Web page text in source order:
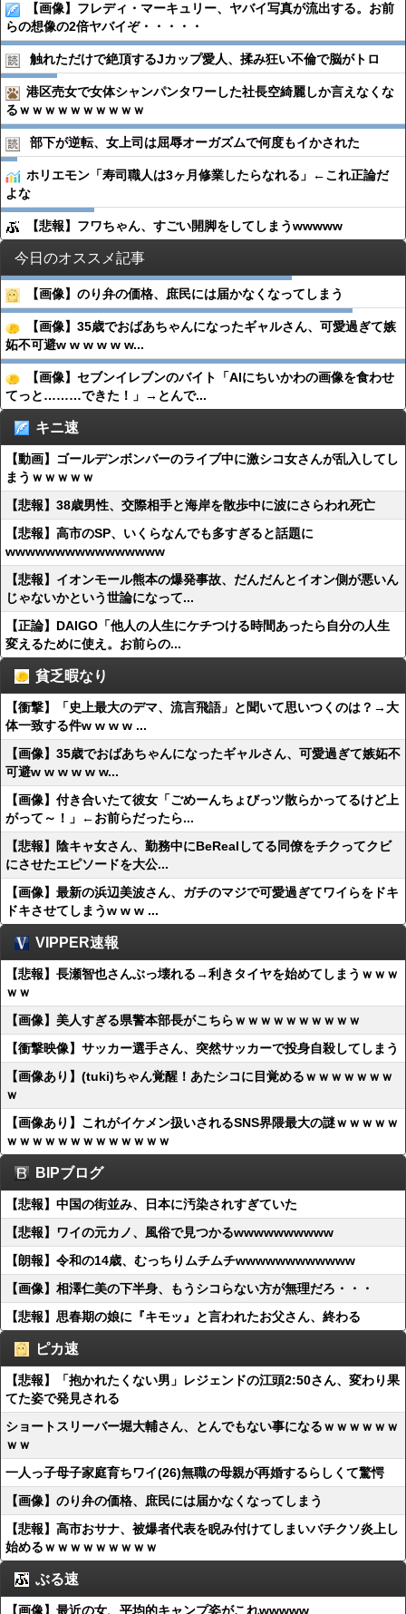
【画像】フレディ・マーキュリー、ヤバイ写真が流出する。お前
らの想像の2倍ヤバイぞ・・・・・
触れただけで絶頂するJカップ愛人、揉み狂い不倫で脳がトロ
港区売女で女体シャンパンタワーした社長空綺麗しか言えなくな
るｗｗｗｗｗｗｗｗｗｗ
部下が逆転、女上司は屈辱オーガズムで何度もイかされた
ホリエモン「寿司職人は3ヶ月修業したらなれる」←これ正論だ
よな
【悲報】フワちゃん、すごい開脚をしてしまうwwwww
今日のオススメ記事
【画像】のり弁の価格、庶民には届かなくなってしまう
【画像】35歳でおばあちゃんになったギャルさん、可愛過ぎて嫉
妬不可避w w w w w w...
【画像】セブンイレブンのバイト「AIにちいかわの画像を食わせ
てっと………できた！」→とんで...
キニ速
【動画】ゴールデンボンバーのライブ中に激シコ女さんが乱入してし
まうｗｗｗｗｗ
【悲報】38歳男性、交際相手と海岸を散歩中に波にさらわれ死亡
【悲報】高市のSP、いくらなんでも多すぎると話題に
wwwwwwwwwwwwwwww
【悲報】イオンモール熊本の爆発事故、だんだんとイオン側が悪いん
じゃないかという世論になって...
【正論】DAIGO「他人の人生にケチつける時間あったら自分の人生
変えるために使え。お前らの...
貧乏暇なり
【衝撃】「史上最大のデマ、流言飛語」と聞いて思いつくのは？→大
体一致する件w w w w ...
【画像】35歳でおばあちゃんになったギャルさん、可愛過ぎて嫉妬不
可避w w w w w w...
【画像】付き合いたて彼女「ごめーんちょびっツ散らかってるけど上
がって～！」←お前らだったら...
【悲報】陰キャ女さん、勤務中にBeRealしてる同僚をチクってクビ
にさせたエピソードを大公...
【画像】最新の浜辺美波さん、ガチのマジで可愛過ぎてワイらをドキ
ドキさせてしまうw w w ...
VIPPER速報
【悲報】長瀬智也さんぶっ壊れる→利きタイヤを始めてしまうｗｗｗ
ｗｗ
【画像】美人すぎる県警本部長がこちらｗｗｗｗｗｗｗｗｗｗ
【衝撃映像】サッカー選手さん、突然サッカーで投身自殺してしまう
【画像あり】(tuki)ちゃん覚醒！あたシコに目覚めるｗｗｗｗｗｗｗ
ｗ
【画像あり】これがイケメン扱いされるSNS界隈最大の謎ｗｗｗｗｗ
ｗｗｗｗｗｗｗｗｗｗｗｗｗ
BIPブログ
【悲報】中国の街並み、日本に汚染されすぎていた
【悲報】ワイの元カノ、風俗で見つかるwwwwwwwwww
【朗報】令和の14歳、むっちりムチムチwwwwwwwwwwww
【画像】相澤仁美の下半身、もうシコらない方が無理だろ・・・
【悲報】思春期の娘に『キモッ』と言われたお父さん、終わる
ピカ速
【悲報】「抱かれたくない男」レジェンドの江頭2:50さん、変わり果
てた姿で発見される
ショートスリーバー堀大輔さん、とんでもない事になるｗｗｗｗｗｗ
ｗｗ
一人っ子母子家庭育ちワイ(26)無職の母親が再婚するらしくて驚愕
【画像】のり弁の価格、庶民には届かなくなってしまう
【悲報】高市おサナ、被爆者代表を睨み付けてしまいバチクソ炎上し
始めるｗｗｗｗｗｗｗｗｗ
ぶる速
【画像】最近の女、平均的キャンプ姿がこれwwwww